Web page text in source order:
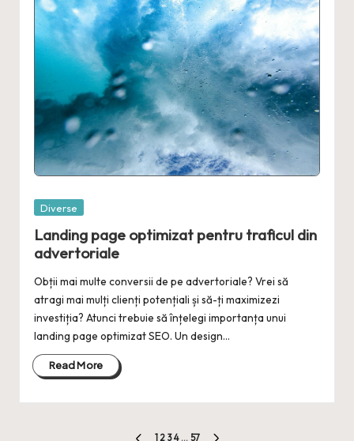
Posted
Diverse
Landing page optimizat pentru traficul din
advertoriale
Obții mai multe conversii de pe advertoriale? Vrei să
atragi mai mulți clienți potențiali și să-ți maximizezi
investiția? Atunci trebuie să înțelegi importanța unui
landing page optimizat SEO. Un design…
Read More
1 2 3 4 … 57